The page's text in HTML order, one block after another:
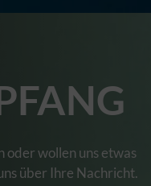
oder wollen uns etwas
über Ihre Nachricht.